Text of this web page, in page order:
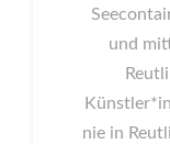
und
nie in